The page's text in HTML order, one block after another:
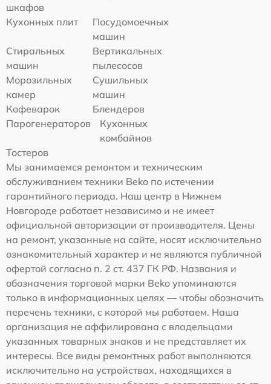
шкафов
Кухонных плит
Посудомоечных
машин
Стиральных
машин
Вертикальных
пылесосов
Морозильных
камер
Сушильных
машин
Кофеварок
Блендеров
Парогенераторов
Кухонных
комбайнов
Тостеров
Мы занимаемся ремонтом и техническим
обслуживанием техники Beko по истечении
гарантийного периода. Наш центр в Нижнем
Новгороде работает независимо и не имеет
официальной авторизации от производителя. Цены
на ремонт, указанные на сайте, носят исключительно
ознакомительный характер и не являются публичной
офертой согласно п. 2 ст. 437 ГК РФ. Названия и
обозначения торговой марки Beko упоминаются
только в информационных целях — чтобы обозначить
перечень техники, с которой мы работаем. Наша
организация не аффилирована с владельцами
указанных товарных знаков и не представляет их
интересы. Все виды ремонтных работ выполняются
исключительно на устройствах, находящихся в